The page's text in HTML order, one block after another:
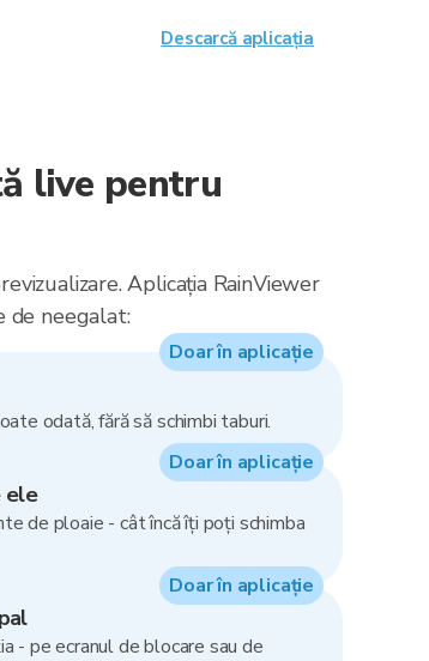
live pentru
Aplicația RainViewer
de neegalat:
odată, fără să schimbi taburi.
Doar în aplicație
ele
de ploaie - cât încă îți poți schimba
Doar în aplicație
- pe ecranul de blocare sau de
Doar în aplicație
Descarcă aplicația